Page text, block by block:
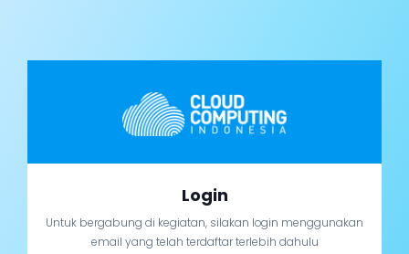
Login
Untuk bergabung di kegiatan, silakan login menggunakan
email yang telah terdaftar terlebih dahulu